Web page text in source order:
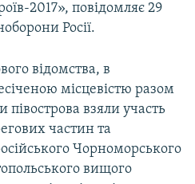
2017», повідомляє 29
Росії.
відомства, в
місцевістю разом
взяли участь
частин та
Чорноморського
вищого